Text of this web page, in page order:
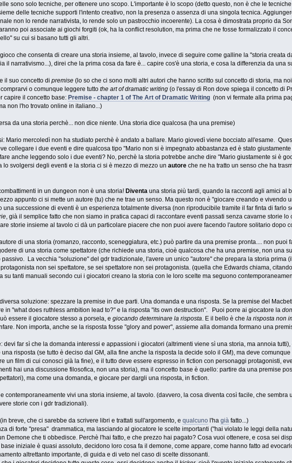
sono solo tecniche, per ottenere uno scopo. L'importante è lo scopo (detto questo, non è che le
delle tecniche supporti l'intento creativo, non la presenza o assenza di una singola tecnica.
non lo rende narrativista, lo rende solo un pastrocchio incoerente). La cosa è dimostrata proprio da
poi associate ai giochi forgiti (ok, ha la conflict resolution, ma prima che ne fosse formalizzato il
su cui si basano tutti gli altri.
che consenta di creare una storia insieme, al tavolo, invece di seguire come galline la "storia creata
il narrativismo...), direi che la prima cosa da fare è... capire cos'è una storia, e cosa la differenzia da una
il suo concetto di premise(lo so che ci sono molti altri autori che hanno scritto sul concetto di storia, ma
o comunque leggere tutto the art of dramatic writing(o l'essay di Ron dove spiega il concetto di
capire il concetto base: Premise - chapter 1 of The Art of Dramatic Writing(non vi fermate alla prima
non l'ho trovato online in italiano...)
da una storia perchè... non dice niente. Una storia dice qualcosa (ha una premise)
Mario mercoledì non ha studiato perchè è andato a ballare. Mario giovedì viene bocciato all'esame.
collegare i due eventi e dire qualcosa tipo "Mario non si è impegnato abbastanza ed è stato
anche leggendo solo i due eventi? No, perchè la storia potrebbe anche dire "Mario giustamente si è
lo svolgersi degli eventi e la storia ci si è mezzo di mezzo un autoreche ne ha tratto un senso che ha
in un dungeon non è una storia! Diventauna storia più tardi, quando la racconti agli amici al
appunto ci si mette un autore (tu) che ne trae un senso. Ma questo non è "giocare creando e vivendo
una successione di eventi è un esperienza totalmente diversa (non riproducibile tramite il far finta di farlo
, già il semplice fatto che non siamo in pratica capaci di raccontare eventi passati senza cavarne storie lo
storie insieme al tavolo ci dà un particolare piacere che non puoi avere facendo l'autore solitario dopo
di una storia (romanzo, racconto, sceneggiatura, etc.) può partire da una premise pronta.... non puoi
di una storia come spettatore (che richiede una storia, cioè qualcosa che ha una premise, non una
La vecchia "soluzione" del gdr tradizionale, l'avere un unico "autore" che prepara la storia prima
non sei spettatore, se sei spettatore non sei protagonista. (quella che Edwards chiama,
su tanti manuali secondo cui i giocatori creano la storia con le loro scelte ma seguono
soluzione: spezzare la premise in due parti. Una domanda e una risposta. Se la premise del
in "what does ruthless ambition lead to?" e la risposta "its own destruction". Puoi porre ai giocatore la
essere il giocatore stesso a porsela, e giocando determinare la risposta. E il bello è che la risposta non
Non importa, anche se la risposta fosse "glory and power", assieme alla domanda formano una
devi far sì che la domanda interessi e appassioni i giocatori (altrimenti viene sì una storia, ma annoia
risposta (se tutto è deciso dal GM, alla fine anche la risposta la decide solo il GM), ma deve
un film di cui conosci già la fine), e il tutto deve essere espresso in fiction con personaggi protagonisti,
hai una discussione filosofica, non una storia), ma il concetto base è quello: partire da una premise
ma come una domanda, e giocare per dargli una risposta, in fiction.
contemporaneamente vivi una storia insieme, al tavolo. (davvero, la cosa diventa così facile, che sembra
storie con i gdr tradizionali).
breve, che ci sarebbe da scrivere libri e trattati sull'argomento, e qualcunol'ha giàfatto...)
di forte "presa" drammatica, ma lasciando al giocatore le scelte importanti ("hai violato le leggi della
Demone che ti obbedisce. Perchè l'hai fatto, e che prezzo hai pagato? Cosa vuoi ottenere, e cosa sei
iniziale è quasi assoluto, decidono loro cosa fa il demone, come appare, come hanno fatto ad
altrettanto importante, di guida e di veto nel caso di scelte dissonanti.